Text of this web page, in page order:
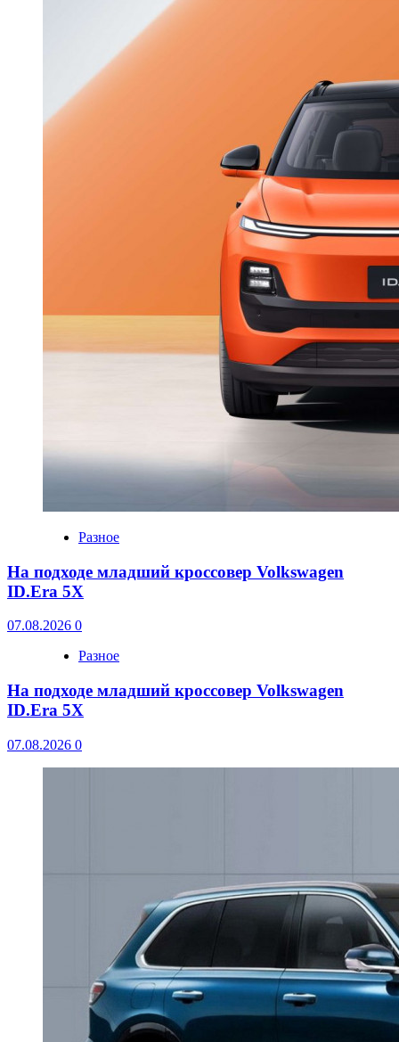
Разное
На подходе младший кроссовер Volkswagen
ID.Era 5X
07.08.2026 0
Разное
На подходе младший кроссовер Volkswagen
ID.Era 5X
07.08.2026 0